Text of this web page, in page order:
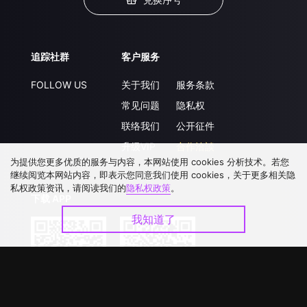
追踪社群
FOLLOW US
客户服务
关于我们
常见问题
联络我们
升级VIP
服务条款
隐私权
公开征件
合作洽談
为提供您更多优质的服务与内容，本网站使用 cookies 分析技术。若您
继续阅览本网站内容，即表示您同意我们使用 cookies，关于更多相关隐
私权政策资讯，请阅读我们的隐私权政策。
我知道了